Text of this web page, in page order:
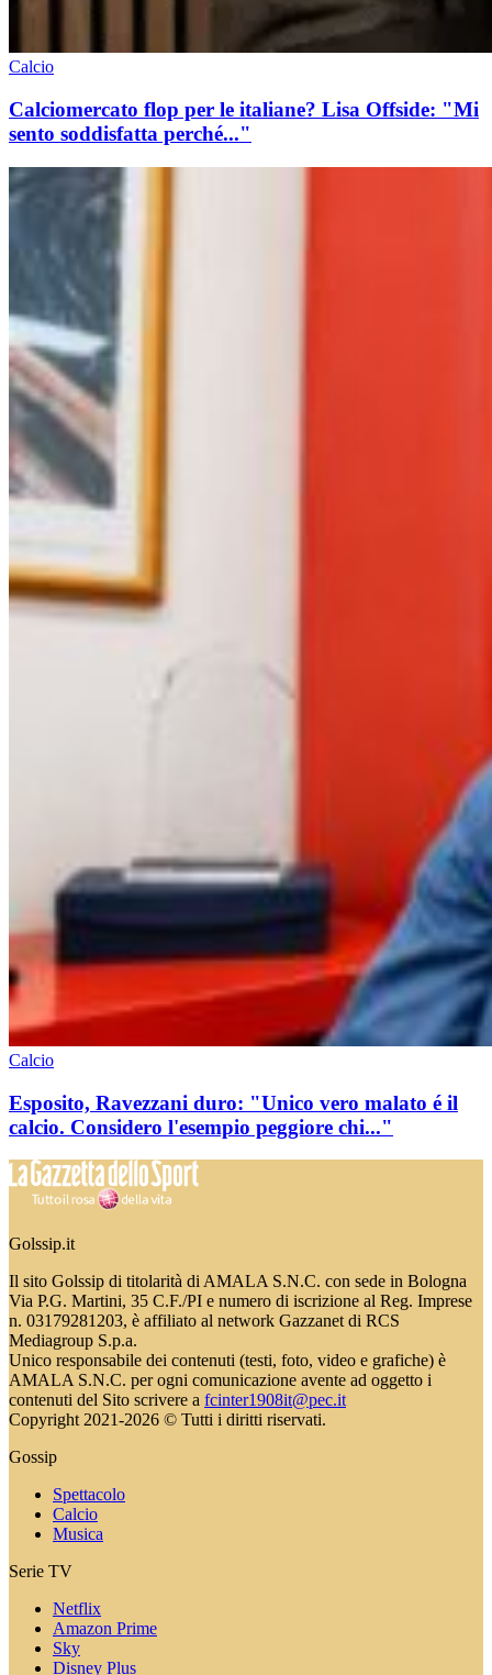
Calcio
Calciomercato flop per le italiane? Lisa Offside: "Mi
sento soddisfatta perché..."
Calcio
Esposito, Ravezzani duro: "Unico vero malato é il
calcio. Considero l'esempio peggiore chi..."
Golssip.it
Il sito Golssip di titolarità di AMALA S.N.C. con sede in Bologna
Via P.G. Martini, 35 C.F./PI e numero di iscrizione al Reg. Imprese
n. 03179281203, è affiliato al network Gazzanet di RCS
Mediagroup S.p.a.
Unico responsabile dei contenuti (testi, foto, video e grafiche) è
AMALA S.N.C. per ogni comunicazione avente ad oggetto i
contenuti del Sito scrivere a fcinter1908it@pec.it
Copyright 2021-2026 © Tutti i diritti riservati.
Gossip
Spettacolo
Calcio
Musica
Serie TV
Netflix
Amazon Prime
Sky
Disney Plus